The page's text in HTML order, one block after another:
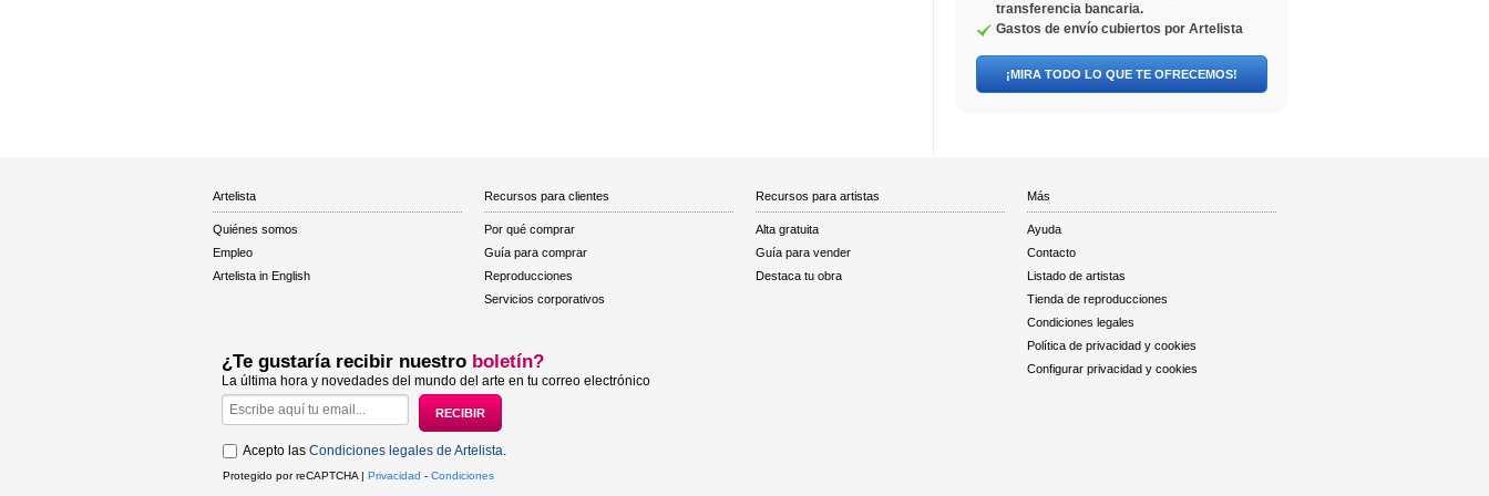
transferencia bancaria.
Gastos de envío cubiertos por Artelista
¡MIRA TODO LO QUE TE OFRECEMOS!
Artelista
Quiénes somos
Empleo
Artelista in English
Recursos para clientes
Por qué comprar
Guía para comprar
Reproducciones
Servicios corporativos
Recursos para artistas
Alta gratuita
Guía para vender
Destaca tu obra
Más
Ayuda
Contacto
Listado de artistas
Tienda de reproducciones
Condiciones legales
Política de privacidad y cookies
Configurar privacidad y cookies
¿Te gustaría recibir nuestro boletín?
La última hora y novedades del mundo del arte en tu correo electrónico
Acepto las Condiciones legales de Artelista.
Protegido por reCAPTCHA | Privacidad - Condiciones